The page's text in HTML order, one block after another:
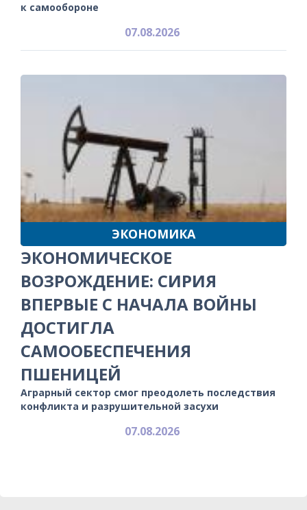
к самообороне
07.08.2026
ЭКОНОМИКА
ЭКОНОМИЧЕСКОЕ
ВОЗРОЖДЕНИЕ: СИРИЯ
ВПЕРВЫЕ С НАЧАЛА ВОЙНЫ
ДОСТИГЛА
САМООБЕСПЕЧЕНИЯ
ПШЕНИЦЕЙ
Аграрный сектор смог преодолеть последствия
конфликта и разрушительной засухи
07.08.2026